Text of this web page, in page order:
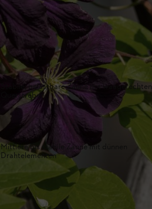
Stabile, belastbare Zäune mit waagerechten
Querstreben
Mittlere bis stabile Zäune mit dünnen
Drahtelementen